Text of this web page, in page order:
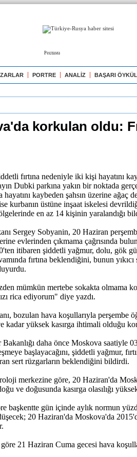
Реклама
PORTRE ANALİZ BAŞARI
korkulan oldu:
fırtına nedeniyle iki kişi hayatını
Dubki parkına yakın bir noktada
hayatını kaybeden şahsın üzerine ağaç
kurbanın üstüne inşaat iskelesi
en az 14 kişinin yaralandığı
Sergey Sobyanin, 20 Haziran
evlerinden çıkmama çağrısında
itibaren şiddetli yağmur, dolu, gök
fırtına beklendiğini, bunun yıkıcı
mümkün mertebe sokakta olmama
rica ediyorum" diye yazdı.
bozulan hava koşullarıyla perşembe
kadar yüksek kasırga ihtimali olduğu
daha önce Moskova saatiyle
başlayacağını, şiddetli yağmur,
sert rüzgarların beklendiğini bildirdi.
merkezine göre, 20 Haziran'da
ve doğusunda kasırga olasılığı
başkentte gün içinde aylık normun
20 Haziran'da Moskova'da
21 Haziran Cuma gecesi hava